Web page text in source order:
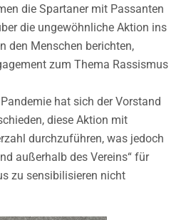
die Spartaner mit Passanten
die ungewöhnliche Aktion ins
den Menschen berichten,
zum Thema Rassismus
hat sich der Vorstand
diese Aktion mit
durchzuführen, was jedoch
außerhalb des Vereins“ für
zu sensibilisieren nicht